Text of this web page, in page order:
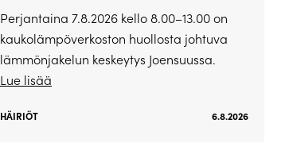
Perjantaina 7.8.2026 kello 8.00–13.00 on
kaukolämpöverkoston huollosta johtuva
lämmönjakelun keskeytys Joensuussa.
Lue lisää
HÄIRIÖT 6.8.2026